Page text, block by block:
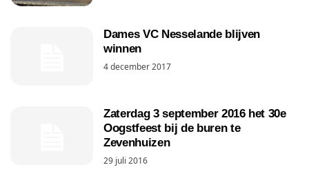
Dames VC Nesselande blijven
winnen
4 december 2017
Zaterdag 3 september 2016 het 30e
Oogstfeest bij de buren te
Zevenhuizen
29 juli 2016